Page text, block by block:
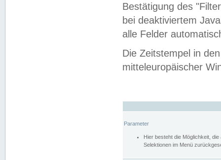
Bestätigung des
bei deaktiviertem
alle Felder
Die Zeitstempel in
mitteleuropäischer
Parameter
Hier besteht die Möglichkeit,
Selektionen im Menü